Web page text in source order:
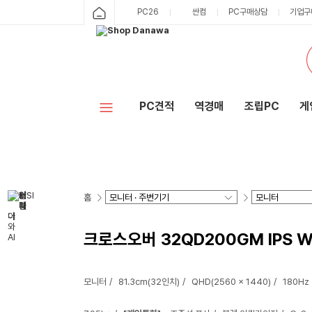
PC26 싼컴 PC구매상담 기업
PC견적 역경매 조립PC 게
홈
크로스오버 32QD200GM IPS
모니터 81.3cm(32인치) QHD(2560 x 1440) 180Hz